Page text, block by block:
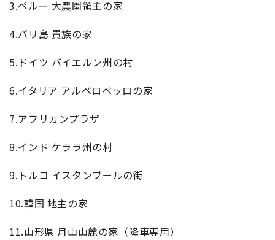
3.ペルー 大農園領主の家
4.バリ島 貴族の家
5.ドイツ バイエルン州の村
6.イタリア アルベロベッロの家
7.アフリカンプラザ
8.インド ケララ州の村
9.トルコ イスタンブールの街
10.韓国 地主の家
11.山形県 月山山麓の家（降車専用）